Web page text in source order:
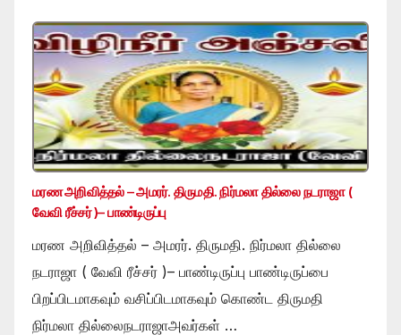
மரண அறிவித்தல் – அமரர். திருமதி. நிர்மலா தில்லை நடராஜா (
வேவி ரீச்சர் )– பாண்டிருப்பு
மரண அறிவித்தல் – அமரர். திருமதி. நிர்மலா தில்லை
நடராஜா ( வேவி ரீச்சர் )– பாண்டிருப்பு பாண்டிருப்பை
பிறப்பிடமாகவும் வசிப்பிடமாகவும் கொண்ட திருமதி
நிர்மலா தில்லைநடராஜாஅவர்கள் …